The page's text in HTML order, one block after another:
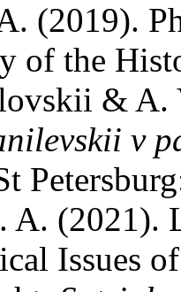
(2019).
of the
&
v
A. (2021).
Issues